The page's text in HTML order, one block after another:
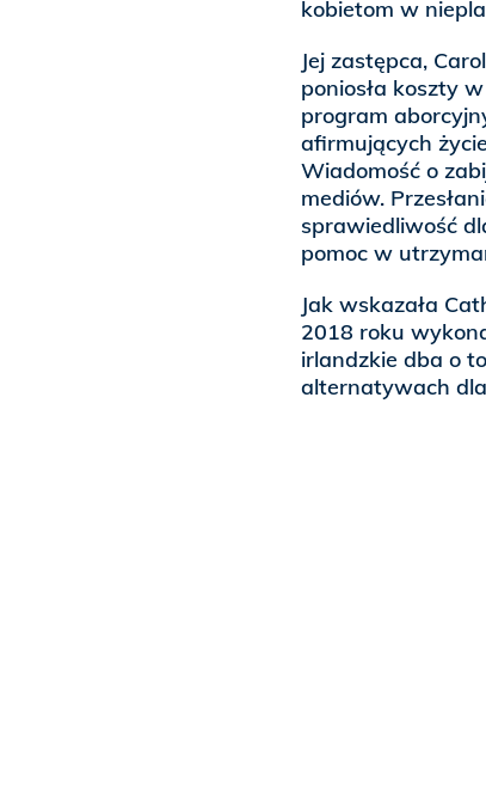
kobietom w
Jej zastępca,
poniosła koszty
program
afirmujących
Wiadomość o
mediów.
sprawiedliwość
pomoc w
Jak wskazała
2018 roku
irlandzkie dba o
alternatywach